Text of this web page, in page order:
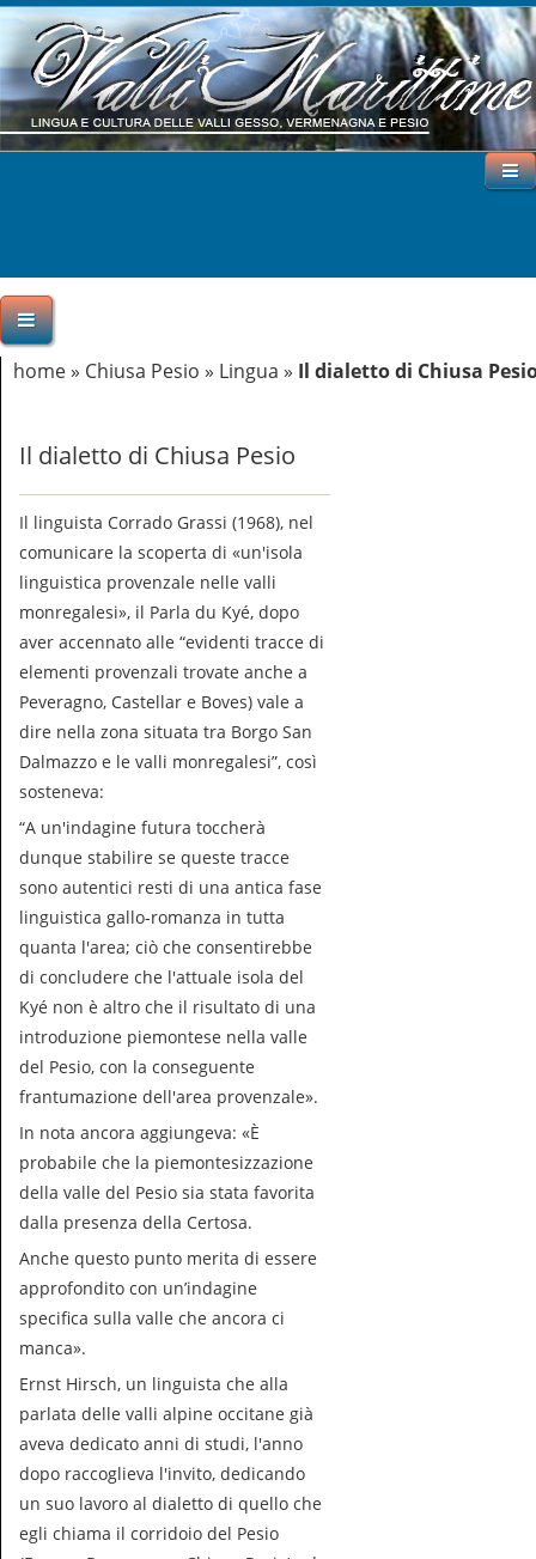
home» Chiusa Pesio » Lingua » Il dialetto di Chiusa
Il dialetto di Chiusa Pesio
Il linguista Corrado Grassi (1968), nel
comunicare la scoperta di «un'isola
linguistica provenzale nelle valli
monregalesi», il Parla du Kyé, dopo
aver accennato alle “evidenti tracce di
elementi provenzali trovate anche a
Peveragno, Castellar e Boves) vale a
dire nella zona situata tra Borgo San
Dalmazzo e le valli monregalesi”, così
sosteneva:
“A un'indagine futura toccherà
dunque stabilire se queste tracce
sono autentici resti di una antica fase
linguistica gallo-romanza in tutta
quanta l'area; ciò che consentirebbe
di concludere che l'attuale isola del
Kyé non è altro che il risultato di una
introduzione piemontese nella valle
del Pesio, con la conseguente
frantumazione dell'area provenzale».
In nota ancora aggiungeva: «È
probabile che la piemontesizzazione
della valle del Pesio sia stata favorita
dalla presenza della Certosa.
Anche questo punto merita di essere
approfondito con un’indagine
specifica sulla valle che ancora ci
manca».
Ernst Hirsch, un linguista che alla
parlata delle valli alpine occitane già
aveva dedicato anni di studi, l'anno
dopo raccoglieva l'invito, dedicando
un suo lavoro al dialetto di quello che
egli chiama il corridoio del Pesio